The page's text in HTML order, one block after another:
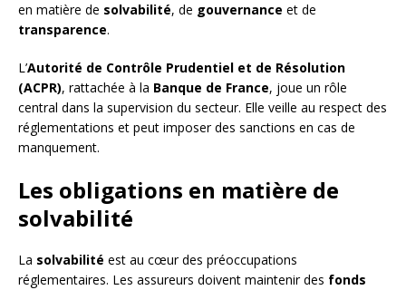
en matière de solvabilité, de gouvernance et de
transparence.
L’Autorité de Contrôle Prudentiel et de Résolution
(ACPR), rattachée à la Banque de France, joue un rôle
central dans la supervision du secteur. Elle veille au respect des
réglementations et peut imposer des sanctions en cas de
manquement.
Les obligations en matière de
solvabilité
La solvabilité est au cœur des préoccupations
réglementaires. Les assureurs doivent maintenir des fonds